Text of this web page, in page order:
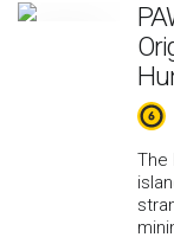
The